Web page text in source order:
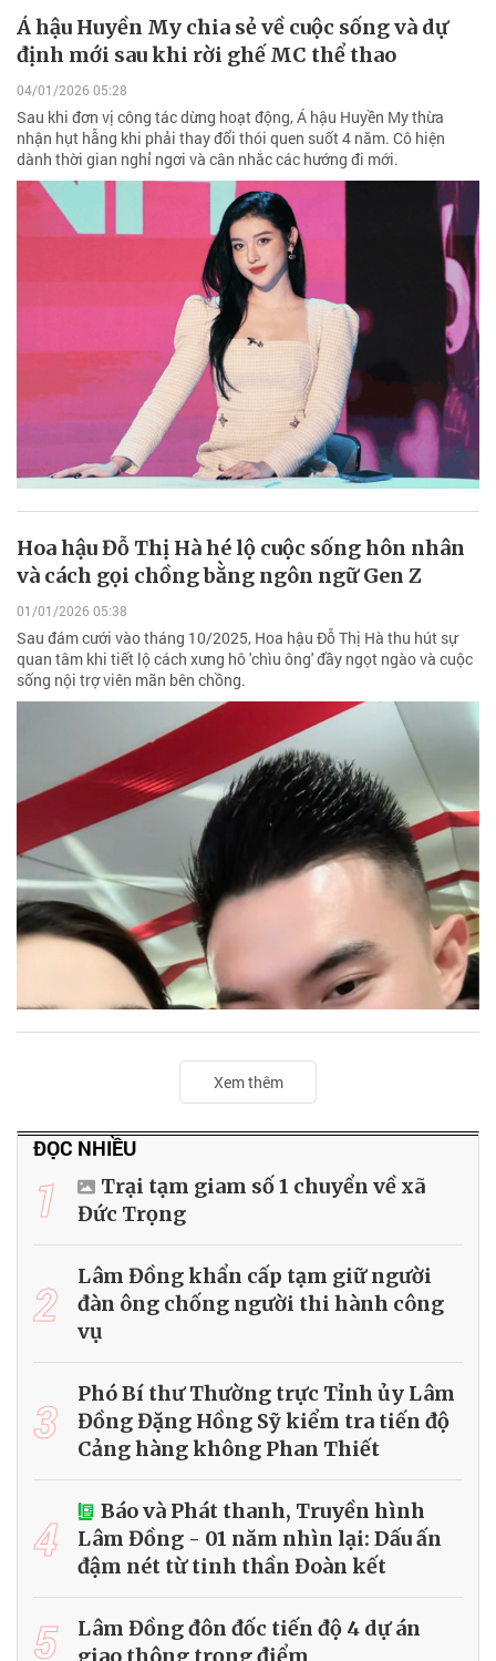
Á hậu Huyền My chia sẻ về cuộc sống và dự
định mới sau khi rời ghế MC thể thao
04/01/2026 05:28
Sau khi đơn vị công tác dừng hoạt động, Á hậu Huyền My thừa
nhận hụt hẫng khi phải thay đổi thói quen suốt 4 năm. Cô hiện
dành thời gian nghỉ ngơi và cân nhắc các hướng đi mới.
Hoa hậu Đỗ Thị Hà hé lộ cuộc sống hôn nhân
và cách gọi chồng bằng ngôn ngữ Gen Z
01/01/2026 05:38
Sau đám cưới vào tháng 10/2025, Hoa hậu Đỗ Thị Hà thu hút sự
quan tâm khi tiết lộ cách xưng hô 'chìu ông' đầy ngọt ngào và cuộc
sống nội trợ viên mãn bên chồng.
Xem thêm
ĐỌC NHIỀU
1
Trại tạm giam số 1 chuyển về xã
Đức Trọng
2
Lâm Đồng khẩn cấp tạm giữ người
đàn ông chống người thi hành công
vụ
3
Phó Bí thư Thường trực Tỉnh ủy Lâm
Đồng Đặng Hồng Sỹ kiểm tra tiến độ
Cảng hàng không Phan Thiết
4
Báo và Phát thanh, Truyền hình
Lâm Đồng - 01 năm nhìn lại: Dấu ấn
đậm nét từ tinh thần Đoàn kết
5
Lâm Đồng đôn đốc tiến độ 4 dự án